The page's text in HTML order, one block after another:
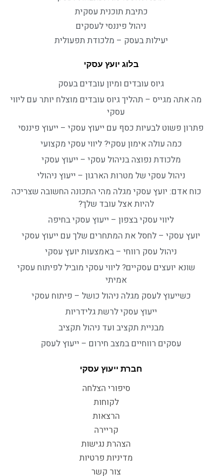
כתיבת תוכנית עסקית
ניהול פיננסי לעסקים
יעילות בעסק – מלכודת תפעולית
בלוג יועץ עסקי
גיוס עובדים ומיון עובדים בעסק
מה אתה מגייס – תהליך גיוס עובדים מוצלח יותר עם ליווי
עסקי
פתרון פשוט לבעיות כסף עם ייעוץ עסקי – ייעוץ פיננסי
כמה עולה אימון עסקי? ליווי עסקי מקצועי
מלכודת נפוצה בניהול עסקי – ייעוץ עסקי
ניהול עסקי של מטרות הארגון – ייעוץ ניהולי
כוח אדם: יועץ עסקי מגלה מהי התכונה החשובה שצריכה
להיות אצל עובד שלך?
ליווי עסקי בצפון – ייעוץ עסקי בחיפה
יועץ עסקי – לחסל את המתחרים שלך עם ייעוץ עסקי
ניהול עסק רווחי – באמצעות יועץ עסקי
שונא יועצים עסקיים? ליווי עסקי מוביל לפיתוח עסקי
אמיתי
כשייעוץ לעסק מגלה ניהול כושל – פיתוח עסקי
ייעוץ עסקי לרשת גלידריות
מבניית תקציב ועד ניהול תקציב
עסקים רווחיים במצב חירום – ייעוץ לעסק
חברת ייעוץ עסקי
סיפורי הצלחה
לקוחות
הרצאות
קריירה
הצהרת נגישות
מדיניות פרטיות
צור קשר